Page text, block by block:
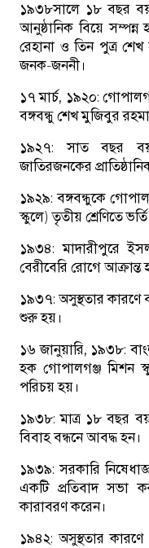
১৯৩৮সালে ১৮ বছর
আনুষ্ঠানিক বিয়ে
রেহানা ও তিন পুত্র
জনক-জননী।
১৭ মার্চ, ১৯২০:
বঙ্গবন্ধু শেখ মুজিবুর
১৯২৭: সাত বছর
জাতিরজনকের
১৯২৯: বঙ্গবন্ধুকে
স্কুলে) তৃতীয় শ্রেণিতে
১৯৩৪: মাদারীপুরে
বেরীবেরি রোগে আক্রান্ত
১৯৩৭: অসুস্থতার কারণে
শুরু হয়।
১৬ জানুয়ারি, ১৯৩৮:
হক গোপালগঞ্জ মিশন
পরিচয় হয়।
১৯৩৮: মাত্র ১৮ বছর
বিবাহ বন্ধনে আবদ্ধ হন।
১৯৩৯: সরকারি
একটি প্রতিবাদ সভা
কারাবরণ করেন।
১৯৪২: অসুস্থতার